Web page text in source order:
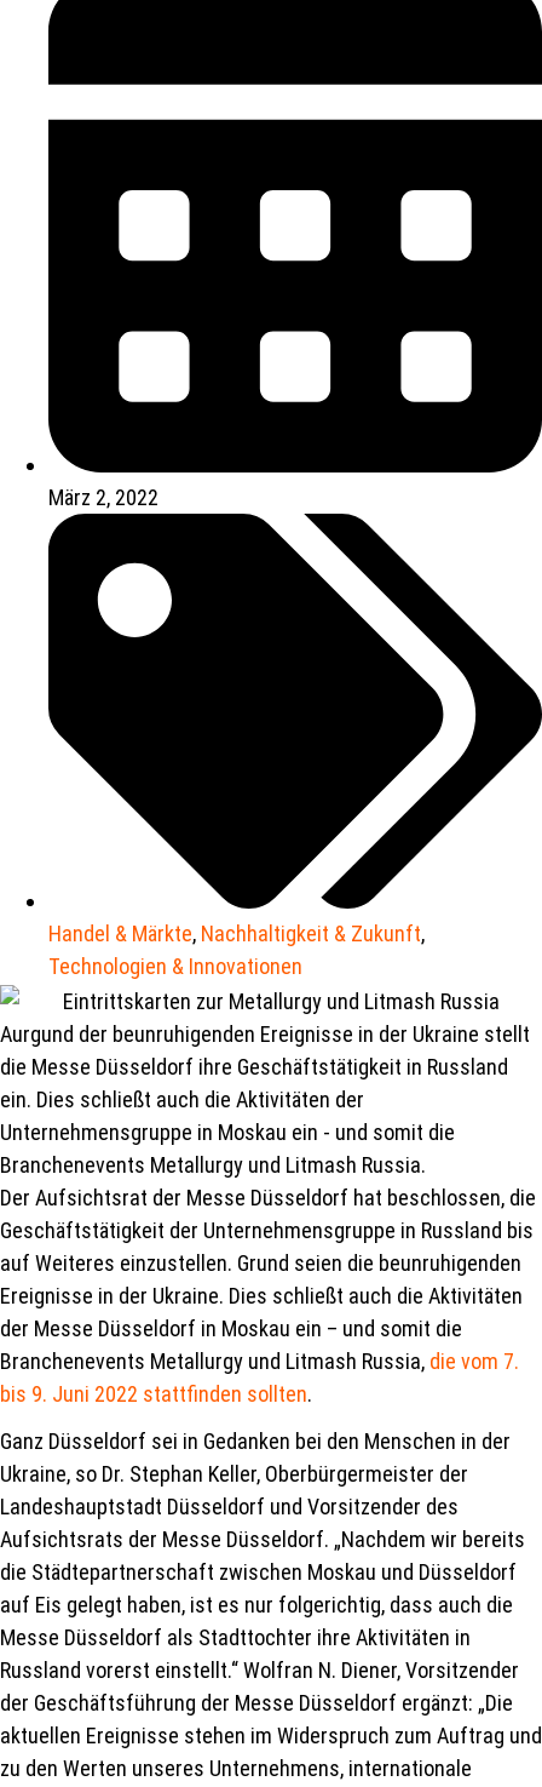
März 2, 2022
Handel & Märkte, Nachhaltigkeit & Zukunft,
Technologien & Innovationen
Aurgund der beunruhigenden Ereignisse in der Ukraine stellt
die Messe Düsseldorf ihre Geschäftstätigkeit in Russland
ein. Dies schließt auch die Aktivitäten der
Unternehmensgruppe in Moskau ein - und somit die
Branchenevents Metallurgy und Litmash Russia.
Der Aufsichtsrat der Messe Düsseldorf hat beschlossen, die
Geschäftstätigkeit der Unternehmensgruppe in Russland bis
auf Weiteres einzustellen. Grund seien die beunruhigenden
Ereignisse in der Ukraine. Dies schließt auch die Aktivitäten
der Messe Düsseldorf in Moskau ein – und somit die
Branchenevents Metallurgy und Litmash Russia, die vom 7.
bis 9. Juni 2022 stattfinden sollten.
Ganz Düsseldorf sei in Gedanken bei den Menschen in der
Ukraine, so Dr. Stephan Keller, Oberbürgermeister der
Landeshauptstadt Düsseldorf und Vorsitzender des
Aufsichtsrats der Messe Düsseldorf. „Nachdem wir bereits
die Städtepartnerschaft zwischen Moskau und Düsseldorf
auf Eis gelegt haben, ist es nur folgerichtig, dass auch die
Messe Düsseldorf als Stadttochter ihre Aktivitäten in
Russland vorerst einstellt.“ Wolfran N. Diener, Vorsitzender
der Geschäftsführung der Messe Düsseldorf ergänzt: „Die
aktuellen Ereignisse stehen im Widerspruch zum Auftrag und
zu den Werten unseres Unternehmens, internationale